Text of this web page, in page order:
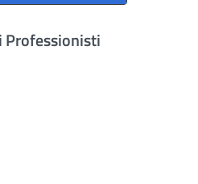
Professionisti